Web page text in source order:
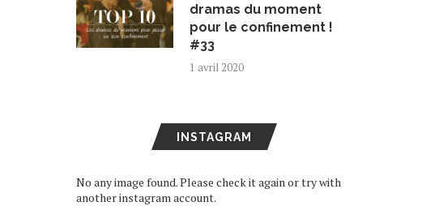
dramas du moment
pour le confinement !
#33
1 avril 2020
INSTAGRAM
No any image found. Please check it again or try with
another instagram account.